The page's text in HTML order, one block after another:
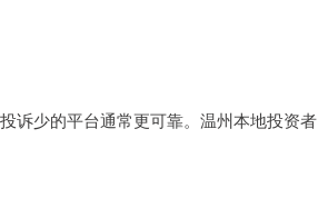
诉少的平台通常更可靠。温州本地投资者